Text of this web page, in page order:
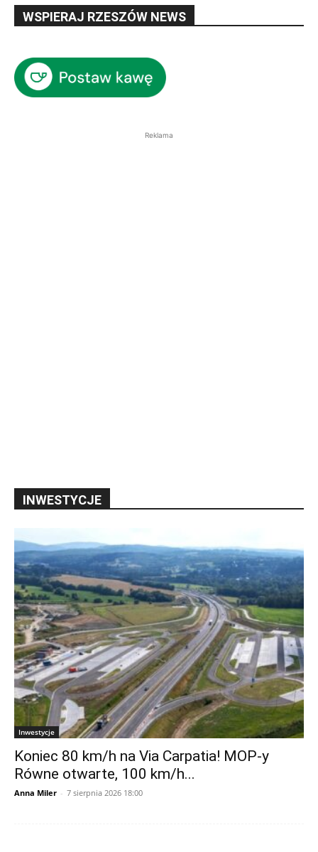
WSPIERAJ RZESZÓW NEWS
Reklama
INWESTYCJE
Inwestycje
Koniec 80 km/h na Via Carpatia! MOP-y
Równe otwarte, 100 km/h...
Anna Miler - 7 sierpnia 2026 18:00